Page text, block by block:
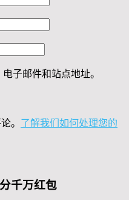
子邮件和站点地址。
。 了解我们如何处理您的
千万红包